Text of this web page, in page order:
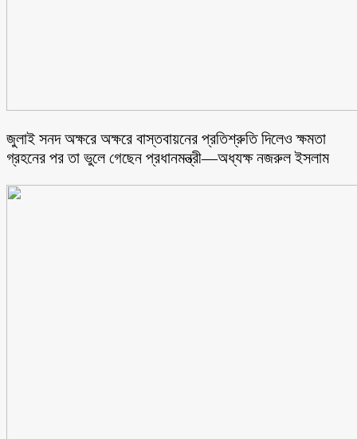
জুলাই সনদ অক্ষরে অক্ষরে বাস্তবায়নের প্রতিশ্রুতি দিলেও ক্ষমতা
গ্রহনের পর তা ভুলে গেছেন প্রধানমন্ত্রী—অধ্যক্ষ নজরুল ইসলাম